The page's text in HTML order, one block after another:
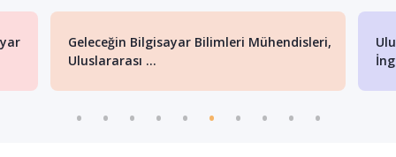
Geleceğin Bilgisayar Bilimleri Mühendisleri,
Uluslararası ...